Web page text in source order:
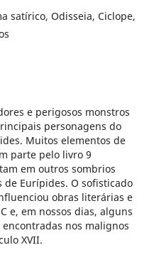
satírico, Odisseia, Ciclope,
e perigosos monstros
personagens do
Muitos elementos de
parte pelo livro 9
em outros sombrios
Eurípides. O sofisticado
obras literárias e
e, em nossos dias, alguns
nos malignos
XVII.